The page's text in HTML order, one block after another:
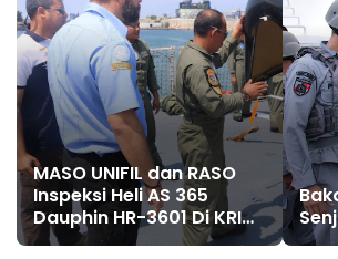
MASO UNIFIL dan RASO
Inspeksi Heli AS 365
Dauphin HR-3601 Di KRI
Usman Harun-359